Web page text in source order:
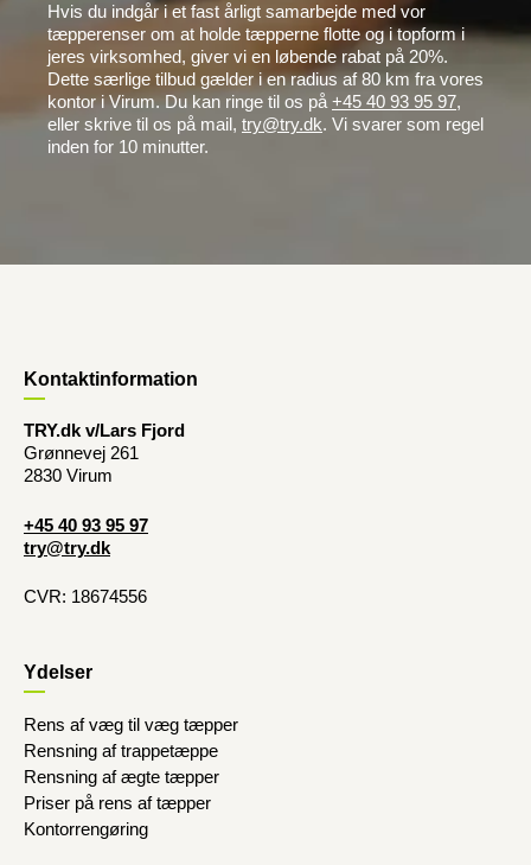
Hvis du indgår i et fast årligt samarbejde med vor
tæpperenser om at holde tæpperne flotte og i topform i
jeres virksomhed, giver vi en løbende rabat på 20%.
Dette særlige tilbud gælder i en radius af 80 km fra vores
kontor i Virum. Du kan ringe til os på+45 40 93 95 97,
eller skrive til os på mail, try@try.dk. Vi svarer som regel
inden for 10 minutter.
Kontaktinformation
TRY.dk v/Lars Fjord
Grønnevej 261
2830 Virum
+45 40 93 95 97
try@try.dk
CVR: 18674556
Ydelser
Rens af væg til væg tæpper
Rensning af trappetæppe
Rensning af ægte tæpper
Priser på rens af tæpper
Kontorrengøring